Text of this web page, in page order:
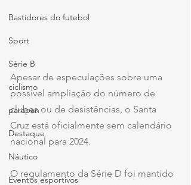
Bastidores do futebol
Sport
Série B
ciclismo
parapan
Destaque
Náutico
Eventos esportivos
Apesar de especulações sobre uma
possível ampliação do número de
clubes ou de desistências, o Santa
Cruz está oficialmente sem calendário
nacional para 2024.
O regulamento da Série D foi mantido